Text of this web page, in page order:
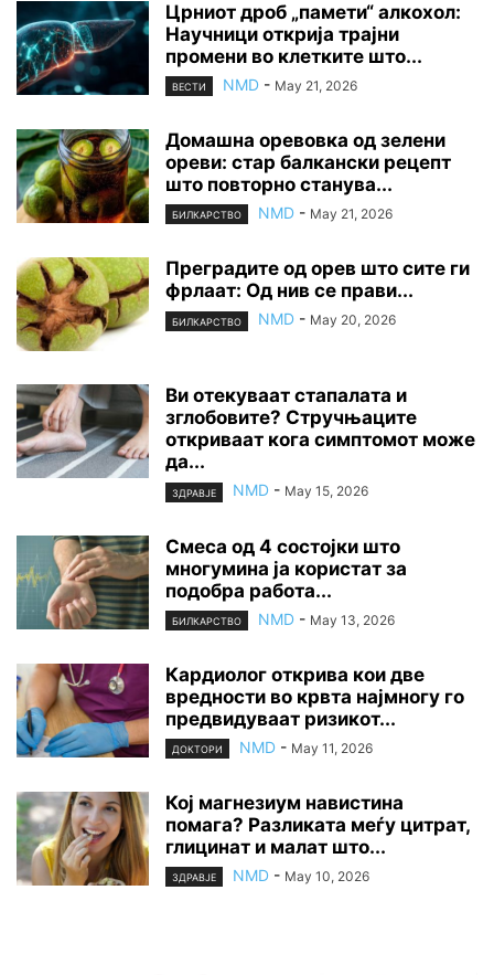
Црниот дроб „памети“ алкохол:
Научници открија трајни
промени во клетките што...
ВЕСТИ NMD - May 21, 2026
Домашна оревовка од зелени
ореви: стар балкански рецепт
што повторно станува...
БИЛКАРСТВО NMD - May 21, 2026
Преградите од орев што сите ги
фрлаат: Од нив се прави...
БИЛКАРСТВО NMD - May 20, 2026
Ви отекуваат стапалата и
зглобовите? Стручњаците
откриваат кога симптомот може
да...
ЗДРАВЈЕ NMD - May 15, 2026
Смеса од 4 состојки што
многумина ја користат за
подобра работа...
БИЛКАРСТВО NMD - May 13, 2026
Кардиолог открива кои две
вредности во крвта најмногу го
предвидуваат ризикот...
ДОКТОРИ NMD - May 11, 2026
Кој магнезиум навистина
помага? Разликата меѓу цитрат,
глицинат и малат што...
ЗДРАВЈЕ NMD - May 10, 2026